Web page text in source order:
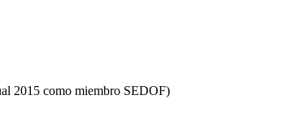
2015 como miembro SEDOF)